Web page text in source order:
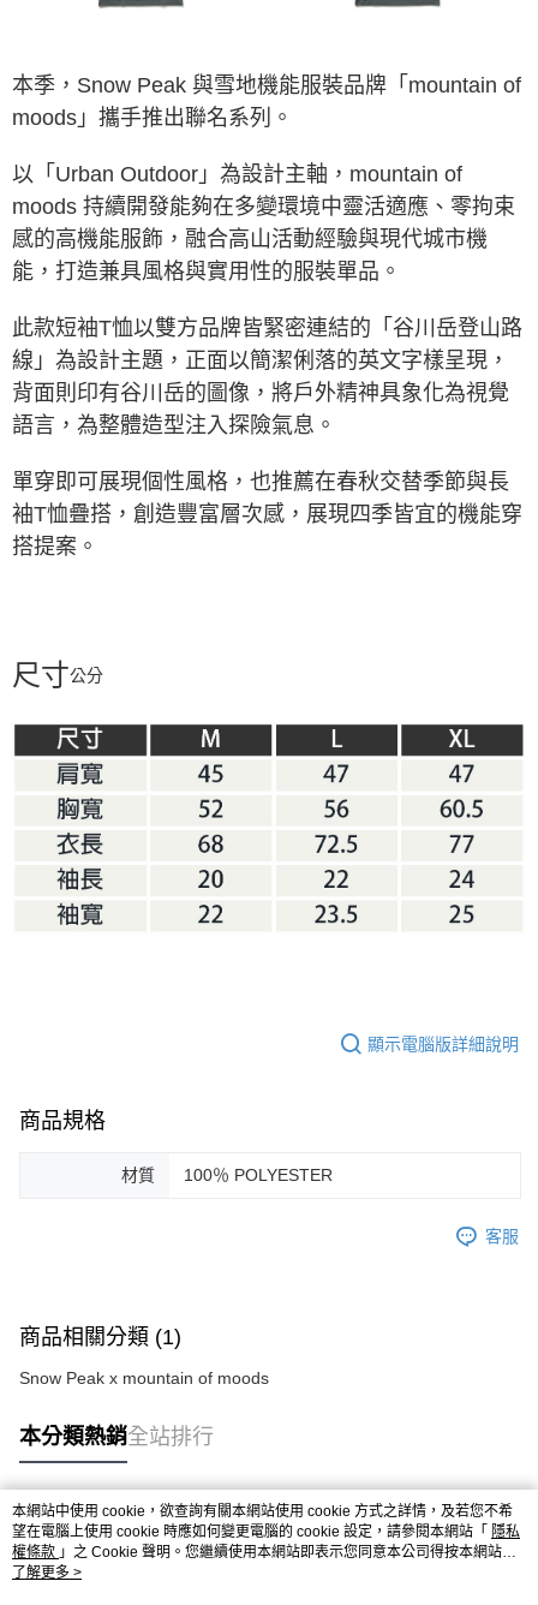
ATM／網路銀行／等多元方式進行付款，方視為交易完成。
後付繳納相關費用。
※ 交易是否成功請以「AFTEE先享後付 」之結帳頁面顯示為準，若有關於
是否繳費成功／繳費後需取消欲退款等相關疑問，請聯繫「AFTEE先享後付
【注意事項】
１．透過由恩沛科技股份有限公司提供之「AFTEE先享後付」服務完成之交
權轉讓予恩沛科技股份有限公司。
２．關於個人資料處理事宜，請瀏覽以下網址：
「AFTEE先享後付」，若未經同意申辦者引起之損失，本公司不負相關責
任。
４．使用「AFTEE先享後付」時，將依據個別帳號之用戶狀況，依本公司即
時審查核予不同之上限額度；若仍有額度不足之情形，本公司將視審查結果
請求用戶進行身份認證。
５．嚴禁一人註冊多個帳號或使用他人資訊註冊。若發現惡意使用之情形，
本季，Snow Peak 與雪地機能服裝品牌「mountain of
moods」攜手推出聯名系列。
以「Urban Outdoor」為設計主軸，mountain of
moods 持續開發能夠在多變環境中靈活適應、零拘束
感的高機能服飾，融合高山活動經驗與現代城市機
能，打造兼具風格與實用性的服裝單品。
此款短袖T恤以雙方品牌皆緊密連結的「谷川岳登山路
線」為設計主題，正面以簡潔俐落的英文字樣呈現，
背面則印有谷川岳的圖像，將戶外精神具象化為視覺
語言，為整體造型注入探險氣息。
單穿即可展現個性風格，也推薦在春秋交替季節與長
袖T恤疊搭，創造豐富層次感，展現四季皆宜的機能穿
搭提案。
尺寸公分
顯示電腦版詳細說明
商品規格
材質 100％ POLYESTER
客服
商品相關分類 (1)
Snow Peak x mountain of moods
本分類熱銷全站排行
熱門標籤
本網站中使用 cookie，欲查詢有關本網站使用 cookie 方式之詳情，及若您不希
望在電腦上使用 cookie 時應如何變更電腦的 cookie 設定，請參閱本網站「 隱私
權條款 」之 Cookie 聲明。您繼續使用本網站即表示您同意本公司得按本網站使
用條款之 Cookie 聲明使用 cookie。
了解更多 >